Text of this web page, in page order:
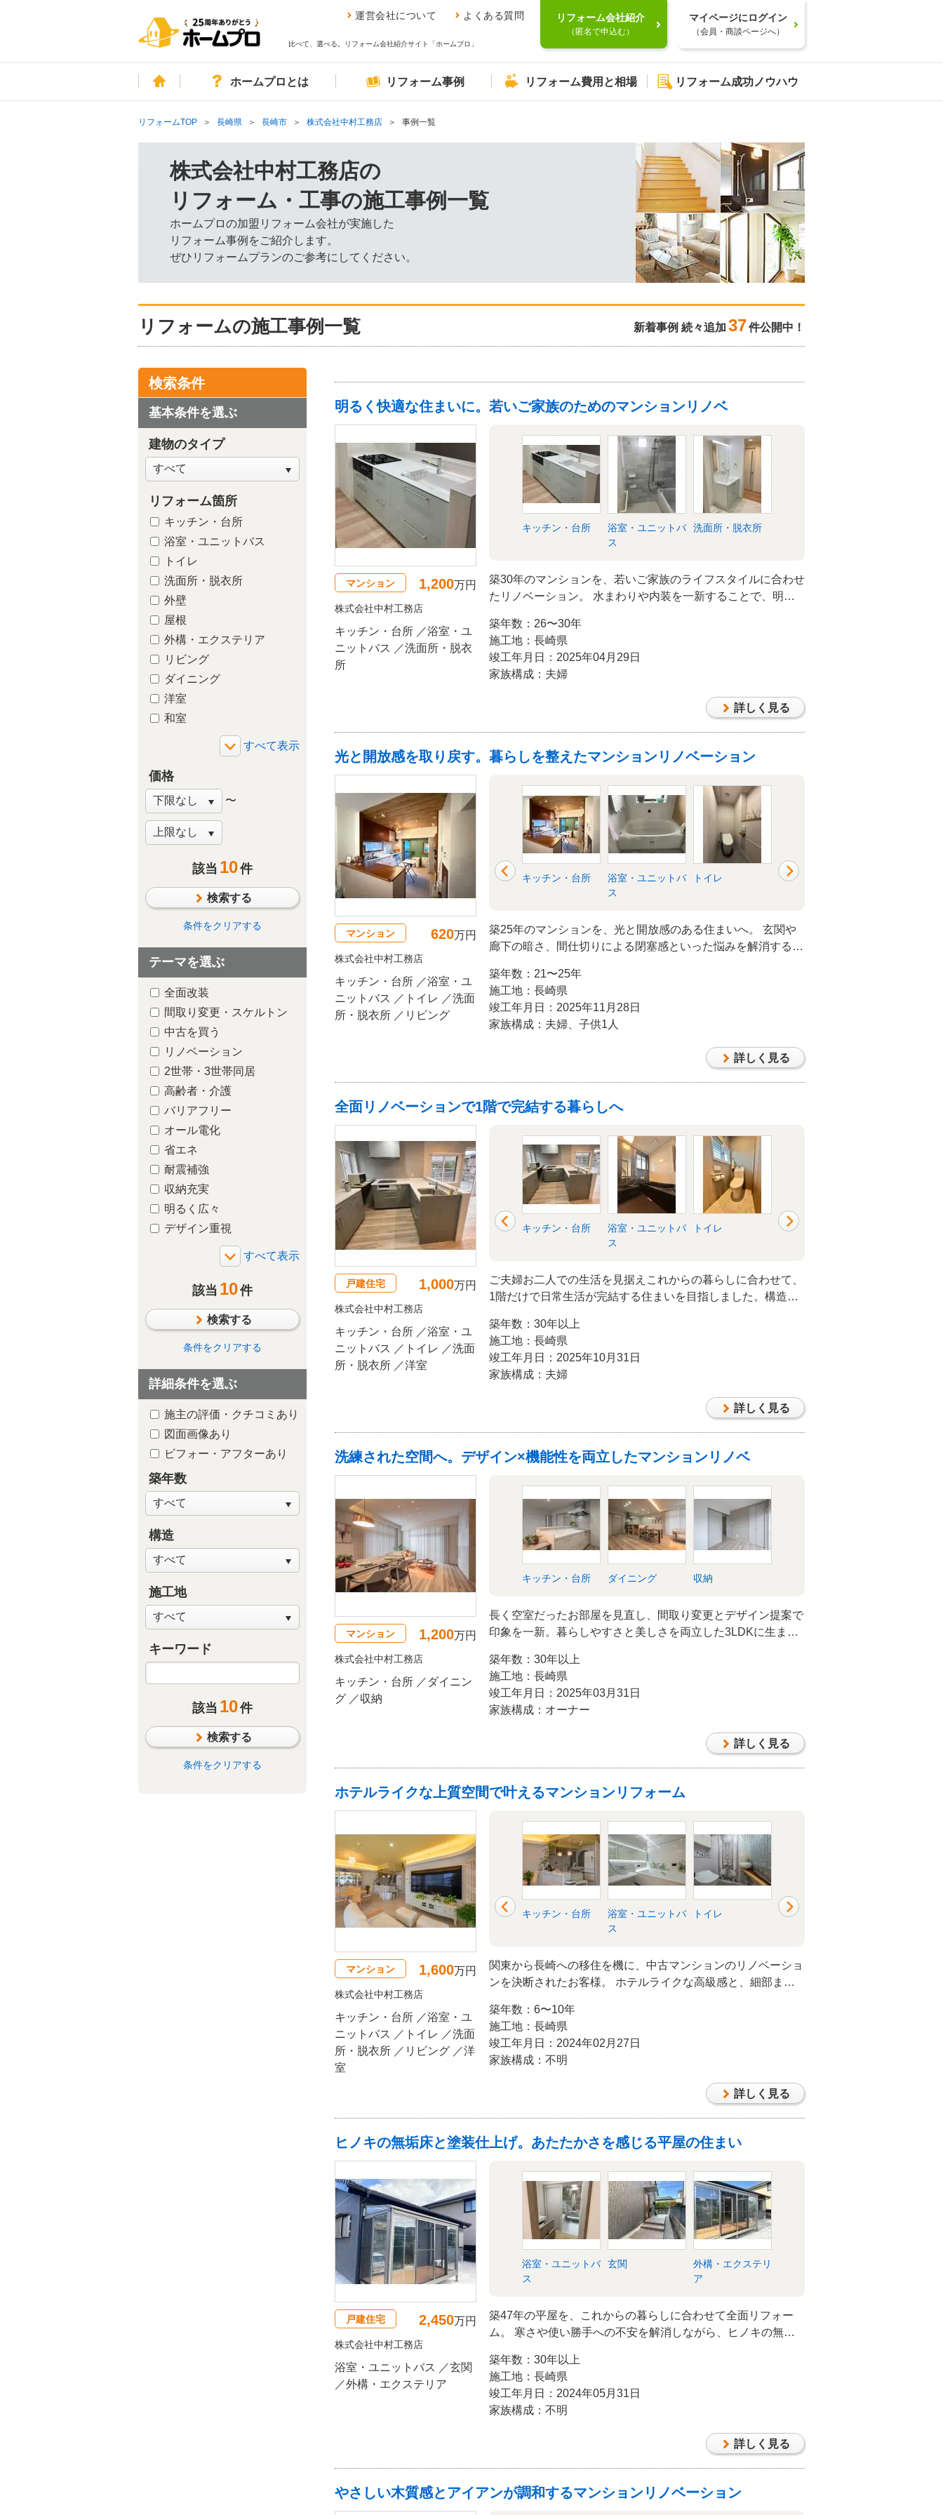
運営会社について よくある質問
比べて、選べる。リフォーム会社紹介サイト「ホームプロ」
リフォーム会社紹介
（匿名で申込む）
マイページにログイン
（会員・商談ページへ）
ホームホームプロとは リフォーム事例 リフォーム費用と相場 リフォーム成功ノウハウ
リフォームTOP 長崎県 長崎市 株式会社中村工務店 事例一覧
株式会社中村工務店の
リフォーム・工事の施工事例一覧
ホームプロの加盟リフォーム会社が実施した
リフォーム事例をご紹介します。
ぜひリフォームプランのご参考にしてください。
リフォームの施工事例一覧 新着事例 続々追加 37件公開中！
検索条件
基本条件を選ぶ
建物のタイプ
リフォーム箇所
キッチン・台所
浴室・ユニットバス
トイレ
洗面所・脱衣所
外壁
屋根
外構・エクステリア
リビング
ダイニング
洋室
和室
バルコニー・ベランダ
庭・ガーデニング
階段
窓・サッシ
その他
価格
〜
該当 10件
検索する
条件をクリアする
テーマを選ぶ
全面改装
間取り変更・スケルトン
中古を買う
リノベーション
2世帯・3世帯同居
高齢者・介護
バリアフリー
オール電化
省エネ
耐震補強
収納充実
明るく広々
デザイン重視
増築・減築
断熱・気密
太陽光発電/太陽熱利用
シックハウス対策
防水・雨漏り対策
防犯対策
趣味や嗜好を中心に
該当 10件
検索する
条件をクリアする
詳細条件を選ぶ
施主の評価・クチコミあり
図面画像あり
ビフォー・アフターあり
築年数
構造
施工地
キーワード
該当 10件
検索する
条件をクリアする
明るく快適な住まいに。若いご家族のためのマンションリノベ
マンション 1,200万円
株式会社中村工務店
キッチン・台所 ／浴室・ユ
ニットバス ／洗面所・脱衣
所
キッチン・台所
浴室・ユニットバ
ス
洗面所・脱衣所
築30年のマンションを、若いご家族のライフスタイルに合わせ
たリノベーション。 水まわりや内装を一新することで、明る
築年数：26〜30年
施工地：長崎県
竣工年月日：2025年04月29日
家族構成：夫婦
詳しく見る
光と開放感を取り戻す。暮らしを整えたマンションリノベーション
マンション 620万円
株式会社中村工務店
キッチン・台所 ／浴室・ユ
ニットバス ／トイレ ／洗面
所・脱衣所 ／リビング
洗面所・脱衣所 リビング キッチン・台所
浴室・ユニットバ
ス
トイレ 洗面所・脱衣所
築25年のマンションを、光と開放感のある住まいへ。 玄関や
廊下の暗さ、間仕切りによる閉塞感といった悩みを解消するた
ながら、センスを活かしたコーディネートで、家族が心地よく
暮らせる住まいを実現しています。
築年数：21〜25年
施工地：長崎県
竣工年月日：2025年11月28日
家族構成：夫婦、子供1人
詳しく見る
全面リノベーションで1階で完結する暮らしへ
戸建住宅 1,000万円
株式会社中村工務店
キッチン・台所 ／浴室・ユ
ニットバス ／トイレ ／洗面
所・脱衣所 ／洋室
洗面所・脱衣所 キッチン・台所
浴室・ユニットバ
ス
トイレ 洗面所・脱衣所
ご夫婦お二人での生活を見据えこれからの暮らしに合わせて、
1階だけで日常生活が完結する住まいを目指しました。構造を
のお悩みを解消。将来の安心と、今の暮らしやすさを両立した
リノベーション事例です。
築年数：30年以上
施工地：長崎県
竣工年月日：2025年10月31日
家族構成：夫婦
詳しく見る
洗練された空間へ。デザイン×機能性を両立したマンションリノベ
マンション 1,200万円
株式会社中村工務店
キッチン・台所 ／ダイニン
グ ／収納
キッチン・台所 ダイニング 収納
長く空室だったお部屋を見直し、間取り変更とデザイン提案で
印象を一新。暮らしやすさと美しさを両立した3LDKに生まれ
築年数：30年以上
施工地：長崎県
竣工年月日：2025年03月31日
家族構成：オーナー
詳しく見る
ホテルライクな上質空間で叶えるマンションリフォーム
マンション 1,600万円
株式会社中村工務店
キッチン・台所 ／浴室・ユ
ニットバス ／トイレ ／洗面
所・脱衣所 ／リビング ／洋
室
リビング 洋室 キッチン・台所
浴室・ユニットバ
ス
トイレ 洗面所・脱衣所
関東から長崎への移住を機に、中古マンションのリノベーショ
ンを決断されたお客様。 ホテルライクな高級感と、細部まで
完成しました。
築年数：6〜10年
施工地：長崎県
竣工年月日：2024年02月27日
家族構成：不明
詳しく見る
ヒノキの無垢床と塗装仕上げ。あたたかさを感じる平屋の住まい
戸建住宅 2,450万円
株式会社中村工務店
浴室・ユニットバス ／玄関
／外構・エクステリア
浴室・ユニットバ
ス
玄関
外構・エクステリ
ア
築47年の平屋を、これからの暮らしに合わせて全面リフォー
ム。 寒さや使い勝手への不安を解消しながら、ヒノキの無垢
いへと生まれ変わりました。 平屋ならではの動線を活かし、
LDKを中心に、心地よく過ごせる空間を整えています。
築年数：30年以上
施工地：長崎県
竣工年月日：2024年05月31日
家族構成：不明
詳しく見る
やさしい木質感とアイアンが調和するマンションリノベーション